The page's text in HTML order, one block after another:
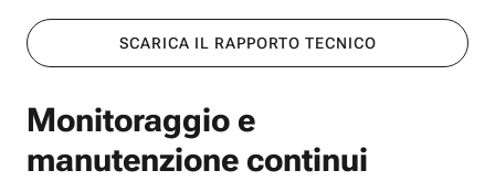
SCARICA IL RAPPORTO TECNICO
Monitoraggio e
manutenzione continui